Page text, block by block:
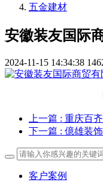
五金建材
安徽装友国际
2024-11-15 14:34:38
上一篇 : 重庆百
下一篇 : 億雄装
客户案例